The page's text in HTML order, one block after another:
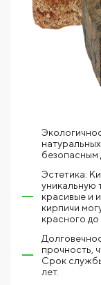
безопасным
Эстетика:
уникальную
красивые и
кирпичи
красного до
прочность,
Срок
лет.